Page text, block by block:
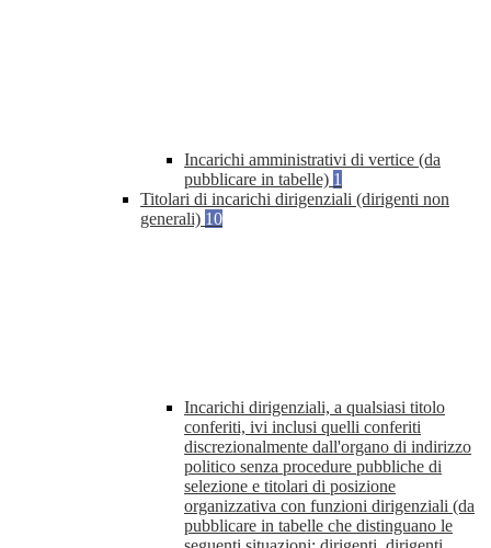
Incarichi amministrativi di vertice (da
pubblicare in tabelle) 1
Titolari di incarichi dirigenziali (dirigenti non
generali) 10
Incarichi dirigenziali, a qualsiasi titolo
conferiti, ivi inclusi quelli conferiti
discrezionalmente dall'organo di indirizzo
politico senza procedure pubbliche di
selezione e titolari di posizione
organizzativa con funzioni dirigenziali (da
pubblicare in tabelle che distinguano le